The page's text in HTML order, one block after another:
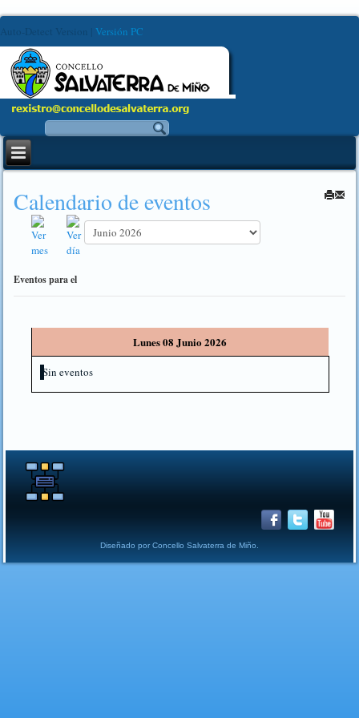
Auto-Detect Version Versión PC
Calendario de eventos
Eventos para el
Lunes 08 Junio 2026
Sin eventos
Diseñado por Concello Salvaterra de Miño.